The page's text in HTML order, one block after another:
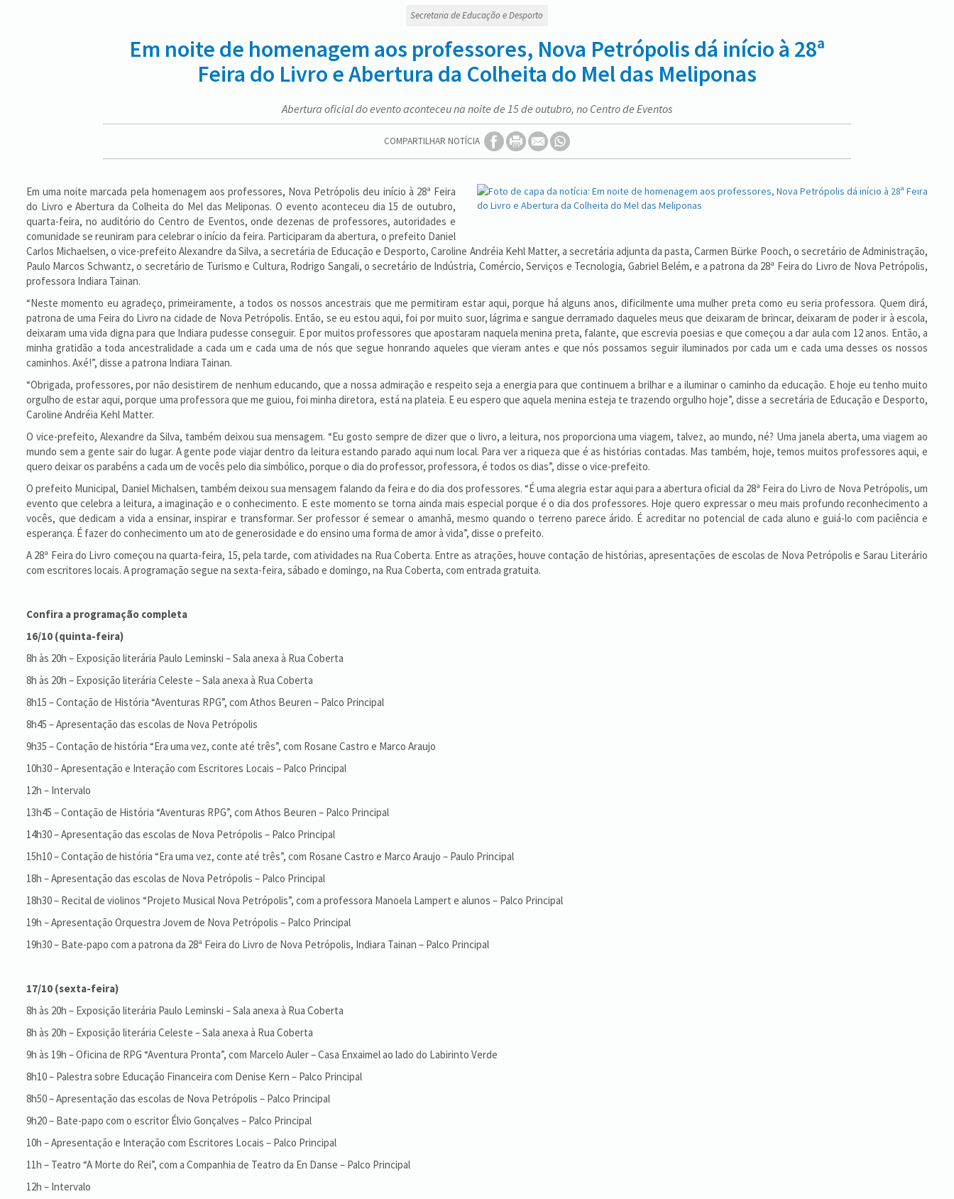
Secretaria de Educação e Desporto
Em noite de homenagem aos professores, Nova Petrópolis dá início à 28ª
Feira do Livro e Abertura da Colheita do Mel das Meliponas
Abertura oficial do evento aconteceu na noite de 15 de outubro, no Centro de Eventos
COMPARTILHAR NOTÍCIA
Em uma noite marcada pela homenagem aos professores, Nova Petrópolis deu início à 28ª Feira
do Livro e Abertura da Colheita do Mel das Meliponas. O evento aconteceu dia 15 de outubro,
quarta-feira, no auditório do Centro de Eventos, onde dezenas de professores, autoridades e
comunidade se reuniram para celebrar o início da feira. Participaram da abertura, o prefeito Daniel
Carlos Michaelsen, o vice-prefeito Alexandre da Silva, a secretária de Educação e Desporto, Caroline Andréia Kehl Matter, a secretária adjunta da pasta, Carmen Bürke Pooch, o secretário de Administração,
Paulo Marcos Schwantz, o secretário de Turismo e Cultura, Rodrigo Sangali, o secretário de Indústria, Comércio, Serviços e Tecnologia, Gabriel Belém, e a patrona da 28ª Feira do Livro de Nova Petrópolis,
professora Indiara Tainan.
“Neste momento eu agradeço, primeiramente, a todos os nossos ancestrais que me permitiram estar aqui, porque há alguns anos, dificilmente uma mulher preta como eu seria professora. Quem dirá,
patrona de uma Feira do Livro na cidade de Nova Petrópolis. Então, se eu estou aqui, foi por muito suor, lágrima e sangue derramado daqueles meus que deixaram de brincar, deixaram de poder ir à escola,
deixaram uma vida digna para que Indiara pudesse conseguir. E por muitos professores que apostaram naquela menina preta, falante, que escrevia poesias e que começou a dar aula com 12 anos. Então, a
minha gratidão a toda ancestralidade a cada um e cada uma de nós que segue honrando aqueles que vieram antes e que nós possamos seguir iluminados por cada um e cada uma desses os nossos
caminhos. Axé!”, disse a patrona Indiara Tainan.
“Obrigada, professores, por não desistirem de nenhum educando, que a nossa admiração e respeito seja a energia para que continuem a brilhar e a iluminar o caminho da educação. E hoje eu tenho muito
orgulho de estar aqui, porque uma professora que me guiou, foi minha diretora, está na plateia. E eu espero que aquela menina esteja te trazendo orgulho hoje”, disse a secretária de Educação e Desporto,
Caroline Andréia Kehl Matter.
O vice-prefeito, Alexandre da Silva, também deixou sua mensagem. “Eu gosto sempre de dizer que o livro, a leitura, nos proporciona uma viagem, talvez, ao mundo, né? Uma janela aberta, uma viagem ao
mundo sem a gente sair do lugar. A gente pode viajar dentro da leitura estando parado aqui num local. Para ver a riqueza que é as histórias contadas. Mas também, hoje, temos muitos professores aqui, e
quero deixar os parabéns a cada um de vocês pelo dia simbólico, porque o dia do professor, professora, é todos os dias”, disse o vice-prefeito.
O prefeito Municipal, Daniel Michalsen, também deixou sua mensagem falando da feira e do dia dos professores. “É uma alegria estar aqui para a abertura oficial da 28ª Feira do Livro de Nova Petrópolis, um
evento que celebra a leitura, a imaginação e o conhecimento. E este momento se torna ainda mais especial porque é o dia dos professores. Hoje quero expressar o meu mais profundo reconhecimento a
vocês, que dedicam a vida a ensinar, inspirar e transformar. Ser professor é semear o amanhã, mesmo quando o terreno parece árido. É acreditar no potencial de cada aluno e guiá-lo com paciência e
esperança. É fazer do conhecimento um ato de generosidade e do ensino uma forma de amor à vida”, disse o prefeito.
A 28ª Feira do Livro começou na quarta-feira, 15, pela tarde, com atividades na Rua Coberta. Entre as atrações, houve contação de histórias, apresentações de escolas de Nova Petrópolis e Sarau Literário
com escritores locais. A programação segue na sexta-feira, sábado e domingo, na Rua Coberta, com entrada gratuita.
Confira a programação completa
16/10 (quinta-feira)
8h às 20h – Exposição literária Paulo Leminski – Sala anexa à Rua Coberta
8h às 20h – Exposição literária Celeste – Sala anexa à Rua Coberta
8h15 – Contação de História “Aventuras RPG”, com Athos Beuren – Palco Principal
8h45 – Apresentação das escolas de Nova Petrópolis
9h35 – Contação de história “Era uma vez, conte até três”, com Rosane Castro e Marco Araujo
10h30 – Apresentação e Interação com Escritores Locais – Palco Principal
12h – Intervalo
13h45 – Contação de História “Aventuras RPG”, com Athos Beuren – Palco Principal
14h30 – Apresentação das escolas de Nova Petrópolis – Palco Principal
15h10 – Contação de história “Era uma vez, conte até três”, com Rosane Castro e Marco Araujo – Paulo Principal
18h – Apresentação das escolas de Nova Petrópolis – Palco Principal
18h30 – Recital de violinos “Projeto Musical Nova Petrópolis”, com a professora Manoela Lampert e alunos – Palco Principal
19h – Apresentação Orquestra Jovem de Nova Petrópolis – Palco Principal
19h30 – Bate-papo com a patrona da 28ª Feira do Livro de Nova Petrópolis, Indiara Tainan – Palco Principal
17/10 (sexta-feira)
8h às 20h – Exposição literária Paulo Leminski – Sala anexa à Rua Coberta
8h às 20h – Exposição literária Celeste – Sala anexa à Rua Coberta
9h às 19h – Oficina de RPG “Aventura Pronta”, com Marcelo Auler – Casa Enxaimel ao lado do Labirinto Verde
8h10 – Palestra sobre Educação Financeira com Denise Kern – Palco Principal
8h50 – Apresentação das escolas de Nova Petrópolis – Palco Principal
9h20 – Bate-papo com o escritor Élvio Gonçalves – Palco Principal
10h – Apresentação e Interação com Escritores Locais – Palco Principal
11h – Teatro “A Morte do Rei”, com a Companhia de Teatro da En Danse – Palco Principal
12h – Intervalo